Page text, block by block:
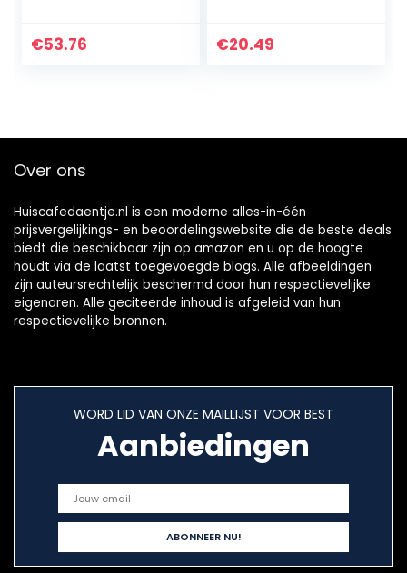
€53.76
Cup) Inclusief
€20.49
Over ons
Huiscafedaentje.nl is een moderne alles-in-één
prijsvergelijkings- en beoordelingswebsite die de beste deals
biedt die beschikbaar zijn op amazon en u op de hoogte
houdt via de laatst toegevoegde blogs. Alle afbeeldingen
zijn auteursrechtelijk beschermd door hun respectievelijke
eigenaren. Alle geciteerde inhoud is afgeleid van hun
respectievelijke bronnen.
WORD LID VAN ONZE MAILLIJST VOOR BEST
Aanbiedingen